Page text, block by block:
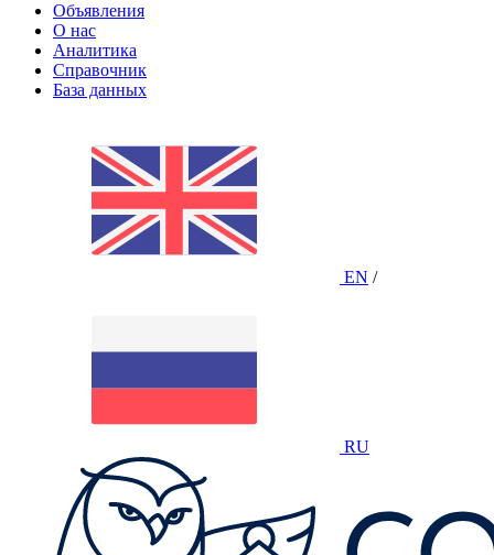
Объявления
О нас
Аналитика
Справочник
База данных
EN /
RU